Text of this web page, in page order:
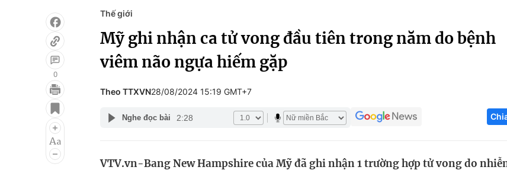
Điện ảnh
Âm nhạc
Du lịch
Tuyển sinh
Hitech
0
Thế giới
Mỹ ghi nhận ca tử vong đầu tiên trong năm do bệnh
viêm não ngựa hiếm gặp
Theo TTXVN28/08/2024 15:19 GMT+7
Nghe đọc bài 2:28
VTV.vn-Bang New Hampshire của Mỹ đã ghi nhận 1 trường hợp tử vong do